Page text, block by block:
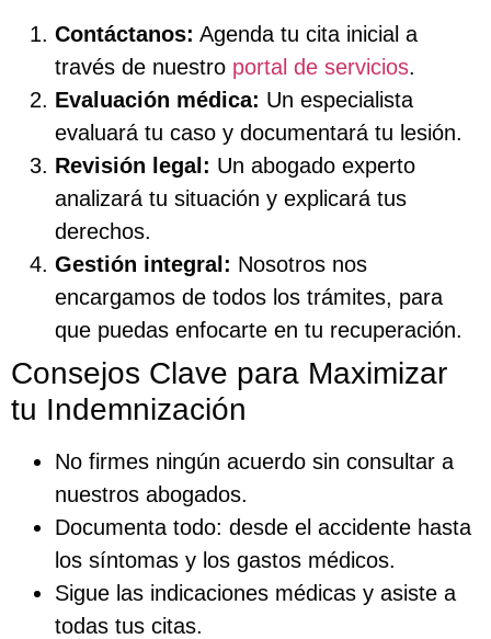
Contáctanos: Agenda tu cita inicial a
través de nuestro portal de servicios.
Evaluación médica: Un especialista
evaluará tu caso y documentará tu lesión.
Revisión legal: Un abogado experto
analizará tu situación y explicará tus
derechos.
Gestión integral: Nosotros nos
encargamos de todos los trámites, para
que puedas enfocarte en tu recuperación.
Consejos Clave para Maximizar
tu Indemnización
No firmes ningún acuerdo sin consultar a
nuestros abogados.
Documenta todo: desde el accidente hasta
los síntomas y los gastos médicos.
Sigue las indicaciones médicas y asiste a
todas tus citas.